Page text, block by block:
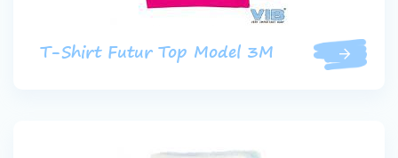
T-Shirt Futur Top Model 3M